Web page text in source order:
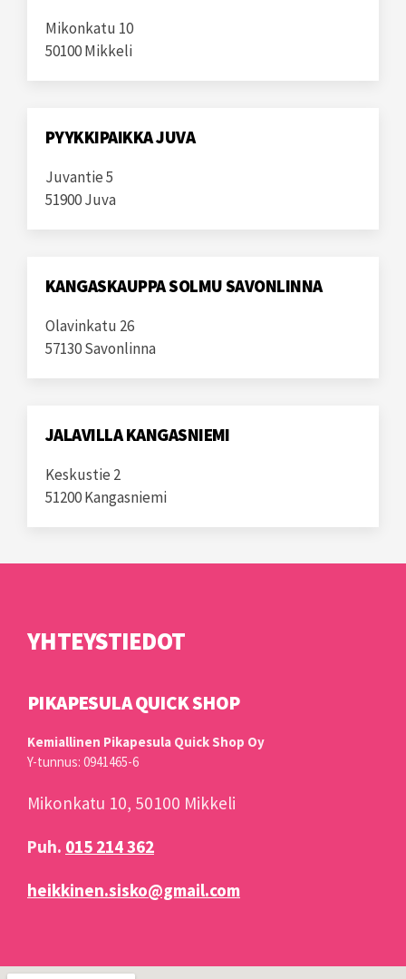
Mikonkatu 10
50100 Mikkeli
PYYKKIPAIKKA JUVA
Juvantie 5
51900 Juva
KANGASKAUPPA SOLMU SAVONLINNA
Olavinkatu 26
57130 Savonlinna
JALAVILLA KANGASNIEMI
Keskustie 2
51200 Kangasniemi
YHTEYSTIEDOT
PIKAPESULA QUICK SHOP
Kemiallinen Pikapesula Quick Shop Oy
Y-tunnus: 0941465-6
Mikonkatu 10, 50100 Mikkeli
Puh. 015 214 362
heikkinen.sisko@gmail.com